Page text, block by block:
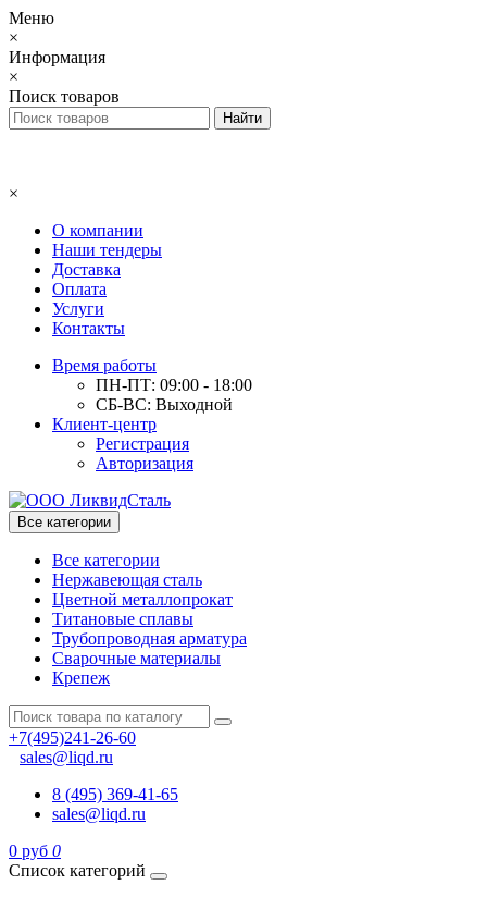
Меню
×
Информация
×
Поиск товаров
×
О компании
Наши тендеры
Доставка
Оплата
Услуги
Контакты
Время работы
ПН-ПТ: 09:00 - 18:00
СБ-ВС: Выходной
Клиент-центр
Регистрация
Авторизация
Все категории
Все категории
Нержавеющая сталь
Цветной металлопрокат
Титановые сплавы
Трубопроводная арматура
Сварочные материалы
Крепеж
+7(495)241-26-60
sales@liqd.ru
8 (495) 369-41-65
sales@liqd.ru
0 руб 0
Список категорий